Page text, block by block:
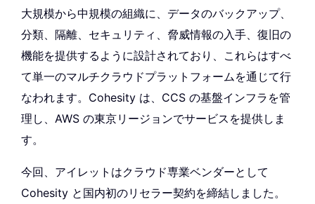
大規模から中規模の組織に、データのバックアップ、
分類、隔離、セキュリティ、脅威情報の入手、復旧の
機能を提供するように設計されており、これらはすべ
て単一のマルチクラウドプラットフォームを通じて行
なわれます。Cohesity は、CCS の基盤インフラを管
理し、AWS の東京リージョンでサービスを提供しま
す。
今回、アイレットはクラウド専業ベンダーとして
Cohesity と国内初のリセラー契約を締結しました。